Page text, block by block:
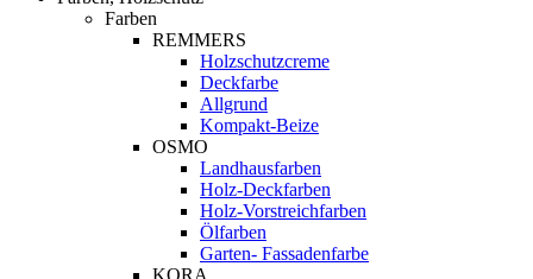
Farben
REMMERS
Holzschutzcreme
Deckfarbe
Allgrund
Kompakt-Beize
OSMO
Landhausfarben
Holz-Deckfarben
Holz-Vorstreichfarben
Ölfarben
Garten- Fassadenfarbe
KORA